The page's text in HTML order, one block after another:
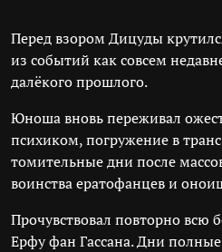
Перед взором Дицуды
из событий как совсем
далёкого прошлого.
Юноша вновь переживал
психиком, погружение в
томительные дни после
воинства ератофанцев и
Прочувствовал повторно всю
Ерфу фан Гассана. Дни